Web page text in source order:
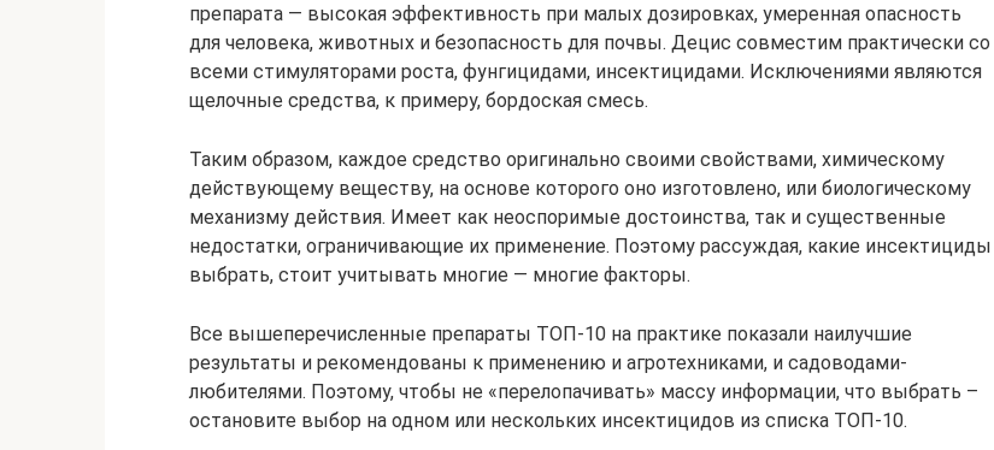
препарата — высокая эффективность при малых дозировках, умеренная опасность
для человека, животных и безопасность для почвы. Децис совместим практически со
всеми стимуляторами роста, фунгицидами, инсектицидами. Исключениями являются
щелочные средства, к примеру, бордоская смесь.
Таким образом, каждое средство оригинально своими свойствами, химическому
действующему веществу, на основе которого оно изготовлено, или биологическому
механизму действия. Имеет как неоспоримые достоинства, так и существенные
недостатки, ограничивающие их применение. Поэтому рассуждая, какие инсектициды
выбрать, стоит учитывать многие — многие факторы.
Все вышеперечисленные препараты ТОП-10 на практике показали наилучшие
результаты и рекомендованы к применению и агротехниками, и садоводами-
любителями. Поэтому, чтобы не «перелопачивать» массу информации, что выбрать –
остановите выбор на одном или нескольких инсектицидов из списка ТОП-10.